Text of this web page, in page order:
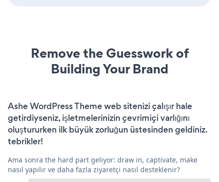
Remove the Guesswork of
Building Your Brand
Ashe WordPress Theme web sitenizi çalışır hale
getirdiyseniz, işletmelerinizin çevrimiçi varlığını
oluştururken ilk büyük zorluğun üstesinden geldiniz.
tebrikler!
Ama sonra the hard part geliyor: draw in, captivate, make
nasıl yapılır ve daha fazla ziyaretçi nasıl desteklenir?